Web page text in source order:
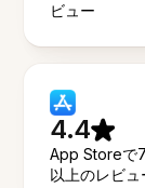
ビュー
4.4
App Storeで
以上のレビュ